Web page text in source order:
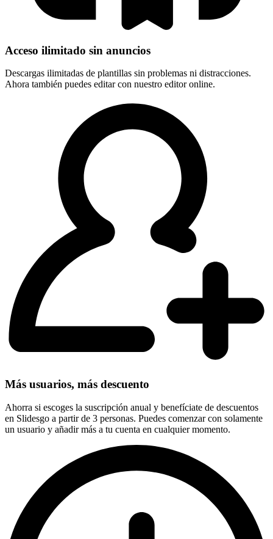
Acceso ilimitado sin anuncios
Descargas ilimitadas de plantillas sin problemas ni distracciones.
Ahora también puedes editar con nuestro editor online.
Más usuarios, más descuento
Ahorra si escoges la suscripción anual y benefíciate de descuentos
en Slidesgo a partir de 3 personas. Puedes comenzar con solamente
un usuario y añadir más a tu cuenta en cualquier momento.